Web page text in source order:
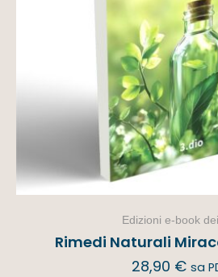
Edizioni e-book
Rimedi Naturali
28,90 € sa